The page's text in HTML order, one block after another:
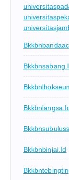
Bkkbnbinjai.id